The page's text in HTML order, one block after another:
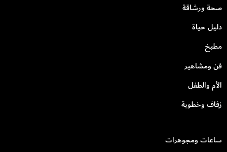
صحة ورشاقة
دليل حياة
مطبخ
فن ومشاهير
الأم والطفل
زفاف وخطوبة
ساعات ومجوهرات